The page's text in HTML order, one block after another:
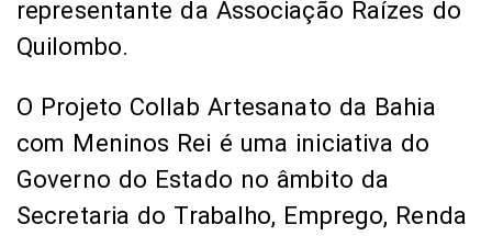
representante da Associação Raízes do
Quilombo.
O Projeto Collab Artesanato da Bahia
com Meninos Rei é uma iniciativa do
Governo do Estado no âmbito da
Secretaria do Trabalho, Emprego, Renda